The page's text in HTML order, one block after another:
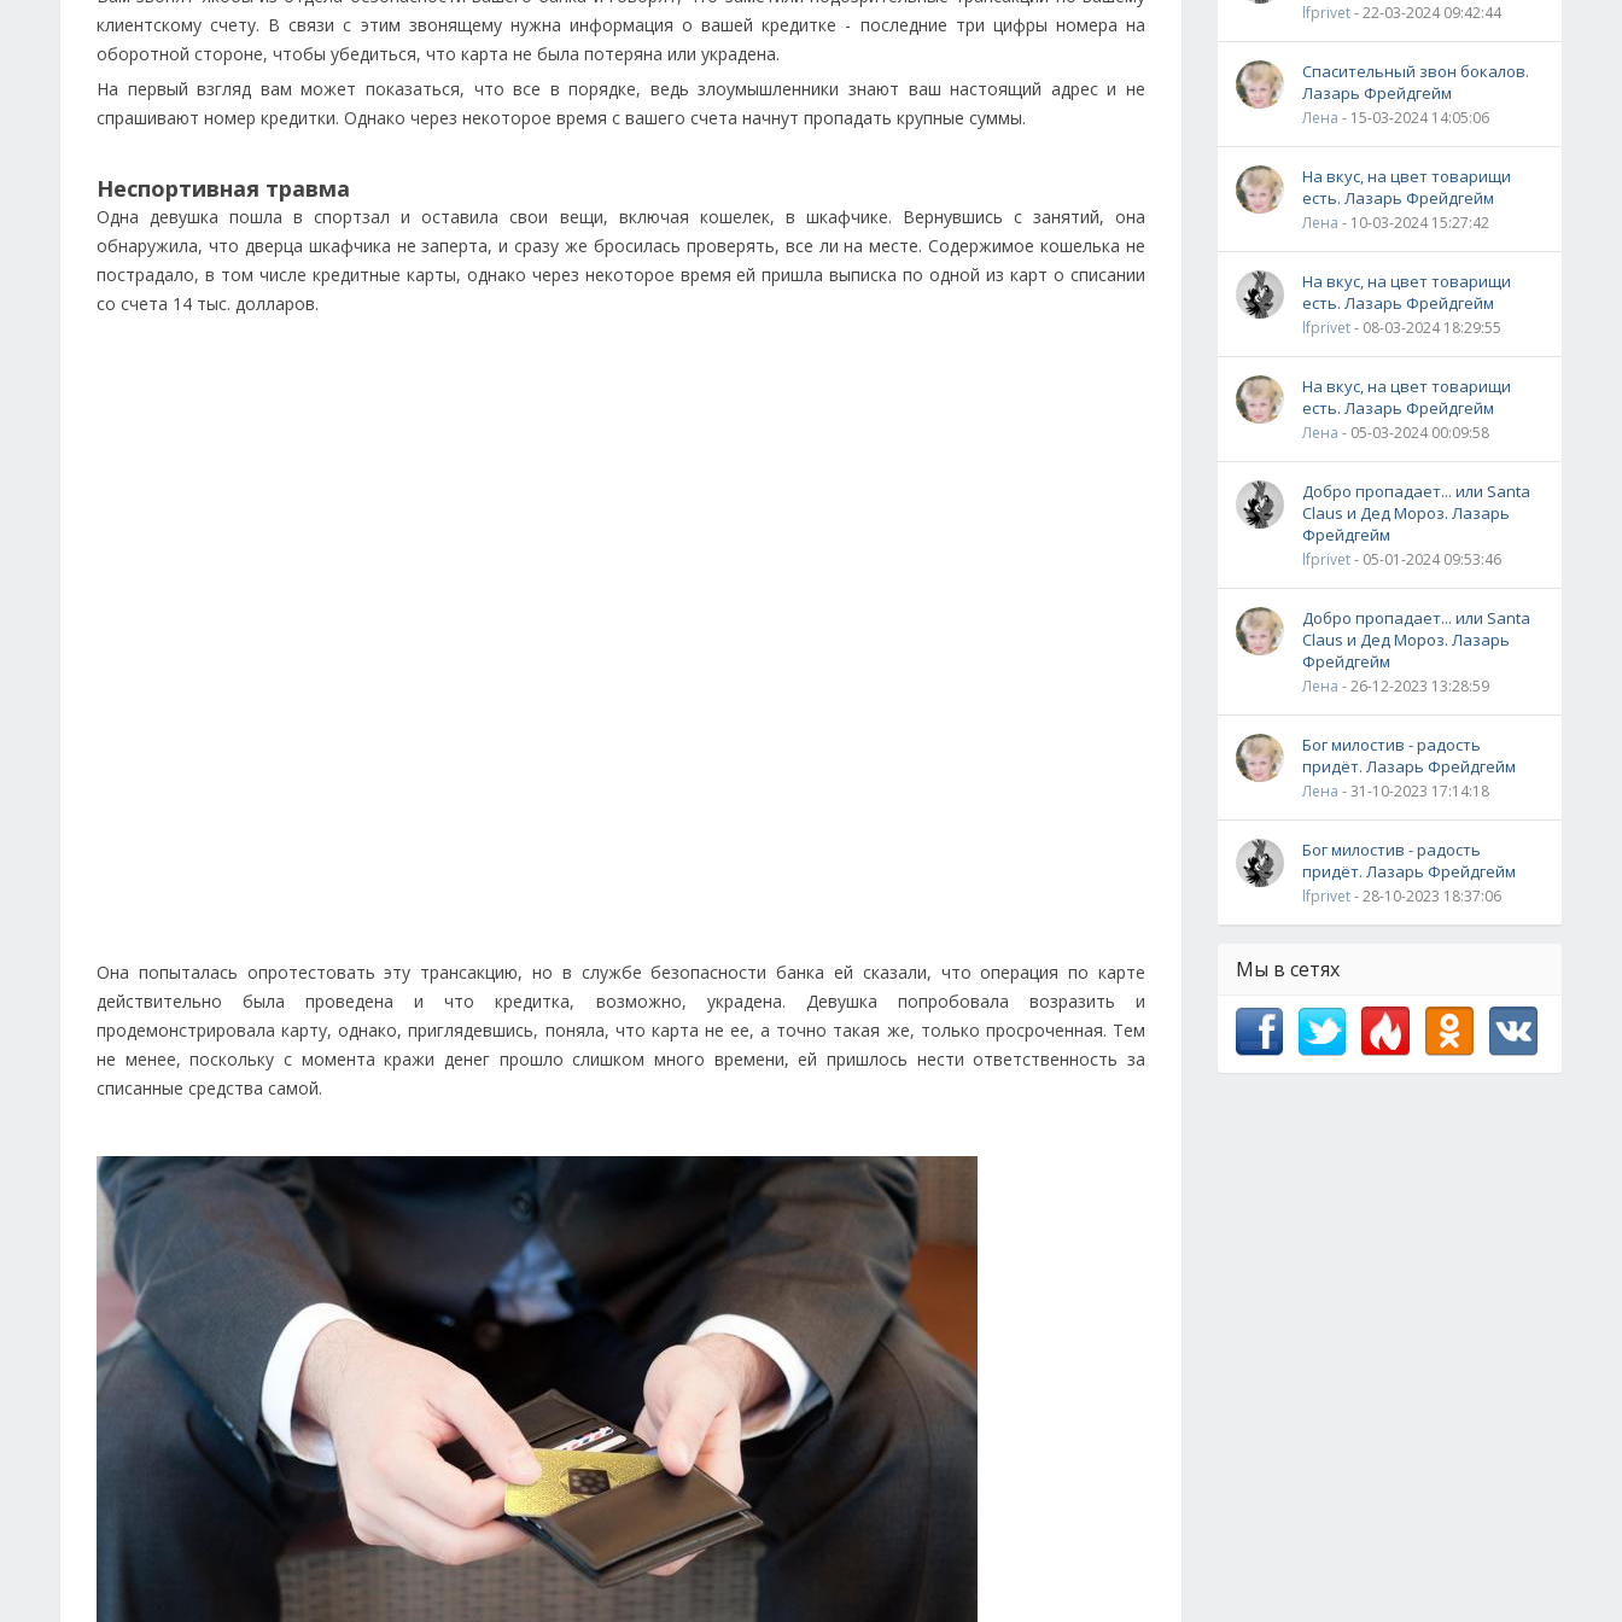
клиентскому счету. В связи с этим звонящему нужна информация о вашей кредитке - последние три цифры номера на
оборотной стороне, чтобы убедиться, что карта не была потеряна или украдена.
На первый взгляд вам может показаться, что все в порядке, ведь злоумышленники знают ваш настоящий адрес и не
спрашивают номер кредитки. Однако через некоторое время с вашего счета начнут пропадать крупные суммы.
Неспортивная травма
Одна девушка пошла в спортзал и оставила свои вещи, включая кошелек, в шкафчике. Вернувшись с занятий, она
обнаружила, что дверца шкафчика не заперта, и сразу же бросилась проверять, все ли на месте. Содержимое кошелька не
пострадало, в том числе кредитные карты, однако через некоторое время ей пришла выписка по одной из карт о списании
со счета 14 тыс. долларов.
Она попыталась опротестовать эту трансакцию, но в службе безопасности банка ей сказали, что операция по карте
действительно была проведена и что кредитка, возможно, украдена. Девушка попробовала возразить и
продемонстрировала карту, однако, приглядевшись, поняла, что карта не ее, а точно такая же, только просроченная. Тем
не менее, поскольку с момента кражи денег прошло слишком много времени, ей пришлось нести ответственность за
списанные средства самой.
lfprivet- 22-03-2024 09:42:44
Спасительный звон бокалов.
Лазарь Фрейдгейм
Лена - 15-03-2024 14:05:06
На вкус, на цвет товарищи
есть. Лазарь Фрейдгейм
Лена - 10-03-2024 15:27:42
На вкус, на цвет товарищи
есть. Лазарь Фрейдгейм
lfprivet- 08-03-2024 18:29:55
На вкус, на цвет товарищи
есть. Лазарь Фрейдгейм
Лена - 05-03-2024 00:09:58
Добро пропадает... или Santa
Claus и Дед Мороз. Лазарь
Фрейдгейм
lfprivet- 05-01-2024 09:53:46
Добро пропадает... или Santa
Claus и Дед Мороз. Лазарь
Фрейдгейм
Лена - 26-12-2023 13:28:59
Бог милостив - радость
придёт. Лазарь Фрейдгейм
Лена - 31-10-2023 17:14:18
Бог милостив - радость
придёт. Лазарь Фрейдгейм
lfprivet- 28-10-2023 18:37:06
Мы в сетях